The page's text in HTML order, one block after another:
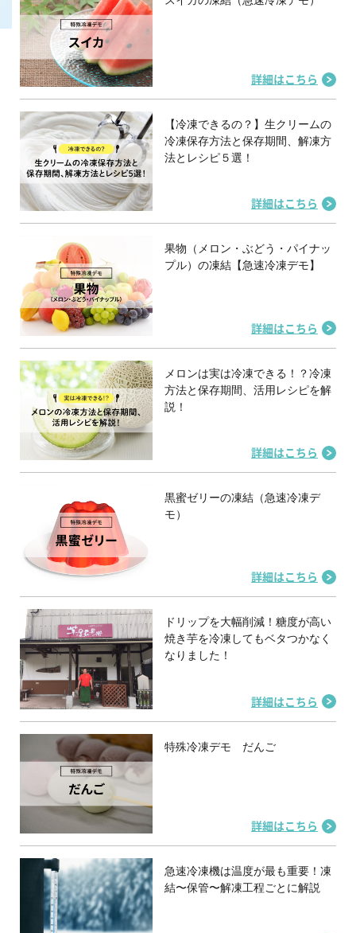
詳細はこちら
【冷凍できるの？】生クリームの
冷凍保存方法と保存期間、解凍方
法とレシピ５選！
詳細はこちら
果物（メロン・ぶどう・パイナッ
プル）の凍結【急速冷凍デモ】
詳細はこちら
メロンは実は冷凍できる！？冷凍
方法と保存期間、活用レシピを解
説！
詳細はこちら
黒蜜ゼリーの凍結（急速冷凍デ
モ）
詳細はこちら
ドリップを大幅削減！糖度が高い
焼き芋を冷凍してもベタつかなく
なりました！
詳細はこちら
特殊冷凍デモ だんご
詳細はこちら
急速冷凍機は温度が最も重要！凍
結〜保管〜解凍工程ごとに解説